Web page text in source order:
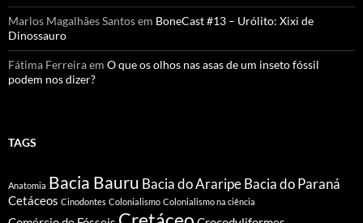
Marlos Magalhães Santosem BoneCast #13 – Urólito: Xixi de
Dinossauro
Fátima Ferreiraem O que os olhos nas asas de um inseto fóssil
podem nos dizer?
TAGS
Anatomia Bacia Bauru Bacia do AraripeBacia do Paraná
Cetáceos Cinodontes Colonialismo Colonialismo na ciência